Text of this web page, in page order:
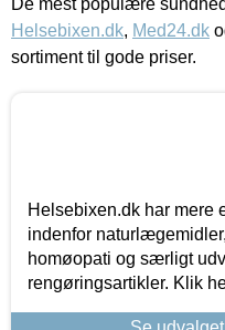
Helsebixen.dk, Med24.dk
sortiment til gode priser.
Helsebixen.dk har mere
indenfor
homøopati og særligt
rengøringsartikler. Klik